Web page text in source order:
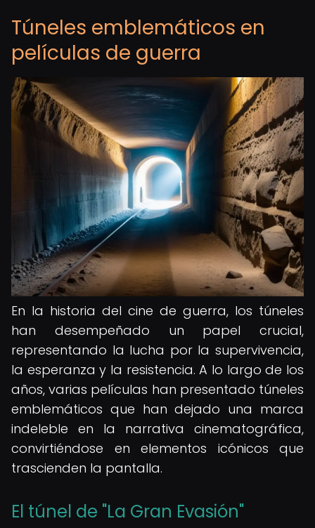
Túneles emblemáticos en
películas de guerra
En la historia del cine de guerra, los túneles
han desempeñado un papel crucial,
representando la lucha por la supervivencia,
la esperanza y la resistencia. A lo largo de los
años, varias películas han presentado túneles
emblemáticos que han dejado una marca
indeleble en la narrativa cinematográfica,
convirtiéndose en elementos icónicos que
trascienden la pantalla.
El túnel de "La Gran Evasión"